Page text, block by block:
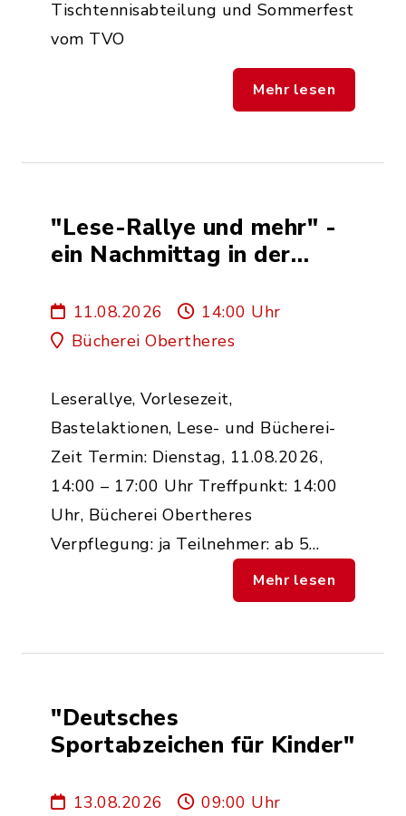
Tischtennisabteilung und Sommerfest
vom TVO
Mehr lesen
"Lese-Rallye und mehr" -
ein Nachmittag in der
11.08.2026
14:00 Uhr
Bücherei Obertheres
Leserallye, Vorlesezeit,
Bastelaktionen, Lese- und Bücherei-
Zeit Termin: Dienstag, 11.08.2026,
14:00 – 17:00 Uhr Treffpunkt: 14:00
Uhr, Bücherei Obertheres
Verpflegung: ja Teilnehmer: ab 5…
Mehr lesen
"Deutsches
Sportabzeichen für Kinder"
13.08.2026 09:00 Uhr